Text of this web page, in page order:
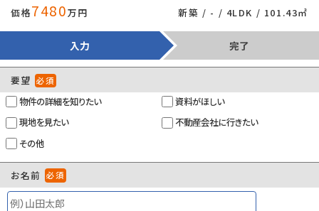
価格7480万円 新築 / - / 4LDK / 101.43㎡
入力 完了
要望 必須
物件の詳細を知りたい
資料がほしい
現地を見たい
不動産会社に行きたい
その他
お名前 必須